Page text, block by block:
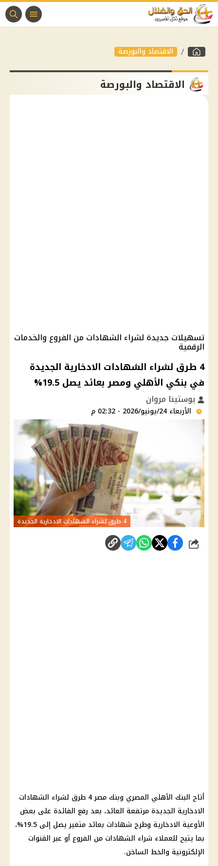
الاقتصاد والبورصة
الاقتصاد والبورصة
تسهيلات جديدة لشراء الشهادات من الفروع والخدمات
الرقمية
4 طرق لشراء الشهادات الادخارية الجديدة
في بنكي الأهلي ومصر بعائد يصل 19.5%
يوستينا مروان
الأربعاء 24/يونيو/2026 - 02:32 م
4 طرق لشراء الشهادات الادخارية الجديدة
شارك
أتاح البنك الأهلي المصري وبنك مصر 4 طرق لشراء الشهادات
الادخارية الجديدة مرتفعة العائد، بعد رفع الفائدة على بعض
الأوعية الادخارية وطرح شهادات بعائد متغير يصل إلى 19.5%،
بما يتيح للعملاء شراء الشهادات من الفروع أو عبر القنوات
الإلكترونية والخط الساخن.